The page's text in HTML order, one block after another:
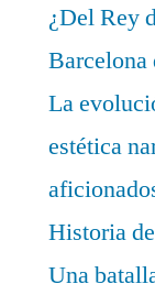
¿Del Rey
Barcelona
La
estética
Historia
Una